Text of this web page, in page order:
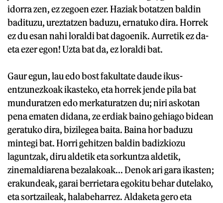
idorra zen, ez zegoen ezer. Haziak botatzen baldin
badituzu, ureztatzen baduzu, ernatuko dira. Horrek
ez du esan nahi loraldi bat dagoenik. Aurretik ez da-
eta ezer egon! Uzta bat da, ez loraldi bat.
Gaur egun, lau edo bost fakultate daude ikus-
entzunezkoak ikasteko, eta horrek jende pila bat
munduratzen edo merkaturatzen du; niri askotan
pena ematen didana, ze erdiak baino gehiago bidean
geratuko dira, bizilegea baita. Baina hor baduzu
mintegi bat. Horri gehitzen baldin badizkiozu
laguntzak, diru aldetik eta sorkuntza aldetik,
zinemaldiarena bezalakoak... Denok ari gara ikasten;
erakundeak, garai berrietara egokitu behar dutelako,
eta sortzaileak, halabeharrez. Aldaketa gero eta